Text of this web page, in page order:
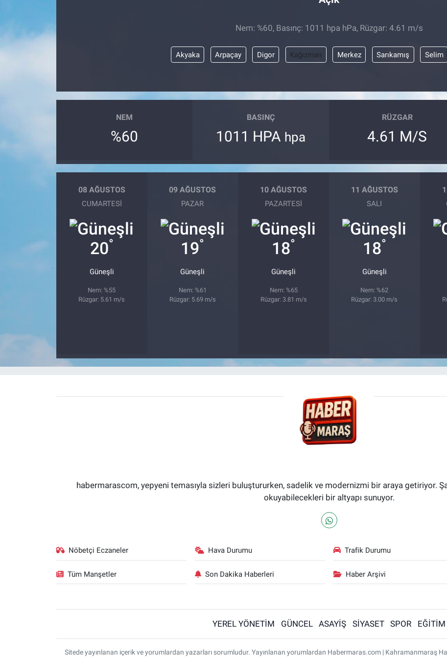
Nem: %60, Basınç: 1011 hpa hPa, Rüzgar: 4.61 m/s
Akyaka Arpaçay Digor Kağızman Merkez Sarıkamış Selim
NEM
%60
BASINÇ
1011 HPA hpa
RÜZGAR
4.61 M/S
08 AĞUSTOS
CUMARTESI
20°
Güneşli
Nem: %55
Rüzgar: 5.61 m/s
09 AĞUSTOS
PAZAR
19°
Güneşli
Nem: %61
Rüzgar: 5.69 m/s
10 AĞUSTOS
PAZARTESI
18°
Güneşli
Nem: %65
Rüzgar: 3.81 m/s
11 AĞUSTOS
SALI
18°
Güneşli
Nem: %62
Rüzgar: 3.00 m/s
habermarascom, yepyeni temasıyla sizleri buluştururken, sadelik ve modernizmi bir araya getiriyor.
okuyabilecekleri bir altyapı sunuyor.
Nöbetçi Eczaneler Hava Durumu Trafik Durumu
Tüm Manşetler Son Dakika Haberleri Haber Arşivi
YEREL YÖNETİM GÜNCEL ASAYİŞ SİYASET SPOR EĞİTİM
Sitede yayınlanan içerik ve yorumlardan yazarları sorumludur. Yayınlanan yorumlardan Habermaras.com | Kahramanmaraş
YAŞAM